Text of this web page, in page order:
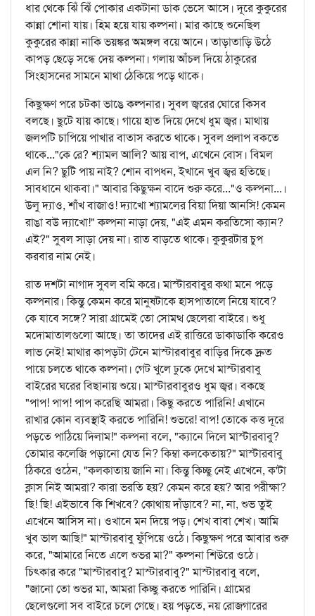
ধার থেকে ঝিঁ ঝিঁ পোকার একটানা ডাক ভেসে আসে। দূরে কুকুরের
কান্না শোনা যায়। হিম হয়ে যায় কল্পনা। মার কাছে শুনেছিল
কুকুরের কান্না নাকি ভয়ঙ্কর অমঙ্গল বয়ে আনে। তাড়াতাড়ি উঠে
কাপড় ছেড়ে সন্ধে দেয় কল্পনা। গলায় আঁচল দিয়ে ঠাকুরের
সিংহাসনের সামনে মাথা ঠেকিয়ে পড়ে থাকে।
কিছুক্ষণ পরে চটকা ভাঙে কল্পনার। সুবল জ্বরের ঘোরে কিসব
বলছে। ছুটে যায় কাছে। গায়ে হাত দিয়ে দেখে ধুম জ্বর। মাথায়
জলপটি চাপিয়ে পাখার বাতাস করতে থাকে। সুবল প্রলাপ বকতে
থাকে..."কে রে? শ্যামল আলি? আয় বাপ, এখেনে বোস। বিমল
এল নি? ছুটি পায় নাই? শোন বাপধন, ইখানে খুব জ্বর হতিছে।
সাবধানে থাকবা।" আবার কিছুক্ষন বাদে শুরু করে..."ও কল্পনা...।
উলু দ্যাও, শাঁখ বাজাও! দ্যাখো শ্যামলের বিয়া দিয়া আনসি! কেমন
রাঙা বউ দ্যাখো!" কল্পনা নাড়া দেয়, "এই এমন করতিসো ক্যান?
এই?" সুবল সাড়া দেয় না। রাত বাড়তে থাকে। কুকুরটার চুপ
করবার নাম নেই।
রাত দশটা নাগাদ সুবল বমি করে। মাস্টারবাবুর কথা মনে পড়ে
কল্পনার। কিন্তু কেমন করে মানুষটাকে হাসপাতালে নিয়ে যাবে?
কে যাবে সঙ্গে? সারা গ্রামেই তো সোমত্থ ছেলেরা বাইরে। শুধু
মদোমাতালগুলো আছে। তা তাদের এই রাত্তিরে ডাকাডাকি করেও
লাভ নেই! মাথার কাপড়টা টেনে মাস্টারবাবুর বাড়ির দিকে দ্রুত
পায়ে চলতে থাকে কল্পনা। গেট খুলে ঢুকে দেখে মাস্টারবাবু
বাইরের ঘরের বিছানায় শুয়ে। মাস্টারবাবুরও ধুম জ্বর। বকছে
"পাপ! পাপ! পাপ করেছি আমরা। কিছু করতে পারিনি! এখানে
রাখার কোন ব্যবস্থাই করতে পারিনি! শুভরে! বাপ! তোকে কত্ত দূরে
পড়তে পাঠিয়ে দিলাম!" কল্পনা বলে, "ক্যানে দিলে মাস্টারবাবু?
তোমার কলেজি পড়ানো যেত নি? কিম্বা কলকেতায়?" মাস্টারবাবু
ঠিকরে ওঠেন, "কলকাতায় জানি না। কিন্তু কিচ্ছু নেই এখেনে, ক'টা
ক্লাস নিই আমরা? কারা ভরতি হয়? কেমন করে হয়? আর পরীক্ষা?
ছি! ছি! এইভাবে কি শিখবে? কোথায় দাঁড়াবে? না, না, শুভ তুই
এখেনে আসিস না। ওখানে মন দিয়ে পড়। শেখ বাবা শেখ। আমি
খুব ভাল আছি!" মাস্টারবাবু ফুঁপিয়ে ওঠে। কিছুক্ষণ পরে আবার শুরু
করে, "আমারে নিতে এলে শুভর মা?" কল্পনা শিউরে ওঠে।
চিৎকার করে "মাস্টারবাবু? মাস্টারবাবু?" মাস্টারবাবু বলে,
"জানো তো শুভর মা, আমরা কিচ্ছু করতে পারিনি। গ্রামের
ছেলেগুলো সব বাইরে চলে গেছে। হয় পড়তে, নয় রোজগারের